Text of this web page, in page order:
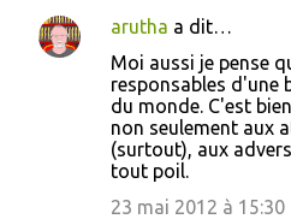
C
arutha a dit…
Moi aussi je pense
responsables d'une
du monde. C'est
non seulement aux
(surtout), aux
tout poil.
23 mai 2012 à 15:30